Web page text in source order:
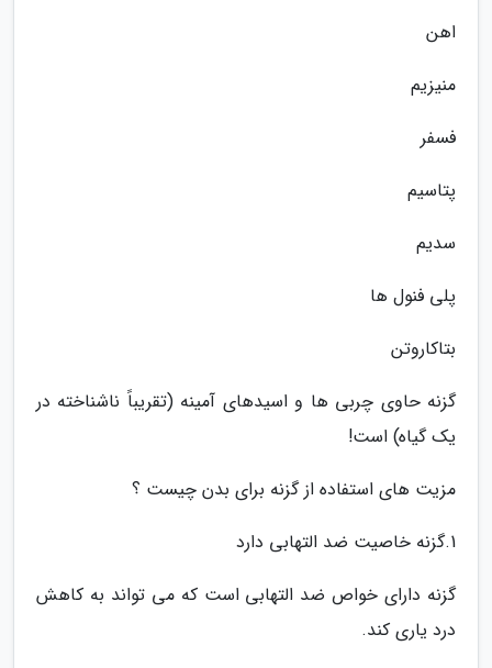
اهن
منیزیم
فسفر
پتاسیم
سدیم
پلی فنول ها
بتاکاروتن
گزنه حاوی چربی ها و اسیدهای آمینه (تقریباً ناشناخته در
یک گیاه) است!
مزیت های استفاده از گزنه برای بدن چیست ؟
1.گزنه خاصیت ضد التهابی دارد
گزنه دارای خواص ضد التهابی است که می تواند به کاهش
درد یاری کند.